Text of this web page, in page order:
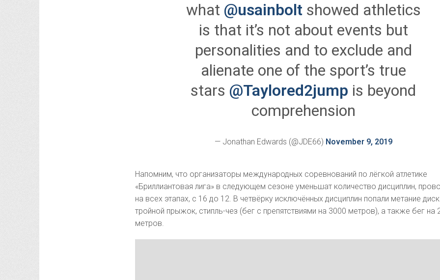
what @usainboltshowed athletics
is that it’s not about events but
personalities and to exclude and
alienate one of the sport’s true
stars @Taylored2jump is beyond
comprehension
— Jonathan Edwards (@JDE66) November 9, 2019
Напомним, что организаторы международных соревнований по лёгкой атлетике
«Бриллиантовая лига» в следующем сезоне уменьшат количество дисциплин,
на всех этапах, с 16 до 12. В четвёрку исключённых дисциплин попали метание
тройной прыжок, стипль-чез (бег с препятствиями на 3000 метров), а также бег на
метров.